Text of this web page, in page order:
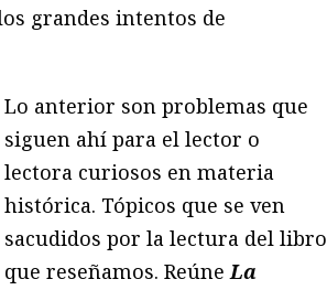
grandes intentos de
Lo anterior son problemas que
siguen ahí para el lector o
lectora curiosos en materia
histórica. Tópicos que se ven
sacudidos por la lectura del libro
que reseñamos. Reúne La